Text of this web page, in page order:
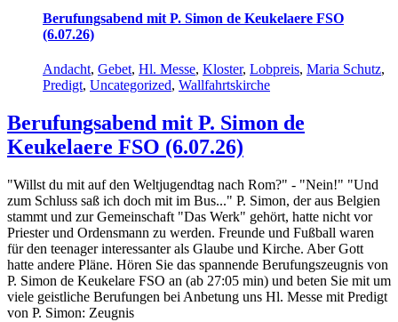
Berufungsabend mit P. Simon de Keukelaere FSO
(6.07.26)
Andacht, Gebet, Hl. Messe, Kloster, Lobpreis, Maria Schutz,
Predigt, Uncategorized, Wallfahrtskirche
Berufungsabend mit P. Simon de
Keukelaere FSO (6.07.26)
"Willst du mit auf den Weltjugendtag nach Rom?" - "Nein!" "Und
zum Schluss saß ich doch mit im Bus..." P. Simon, der aus Belgien
stammt und zur Gemeinschaft "Das Werk" gehört, hatte nicht vor
Priester und Ordensmann zu werden. Freunde und Fußball waren
für den teenager interessanter als Glaube und Kirche. Aber Gott
hatte andere Pläne. Hören Sie das spannende Berufungszeugnis von
P. Simon de Keukelare FSO an (ab 27:05 min) und beten Sie mit um
viele geistliche Berufungen bei Anbetung uns Hl. Messe mit Predigt
von P. Simon: Zeugnis